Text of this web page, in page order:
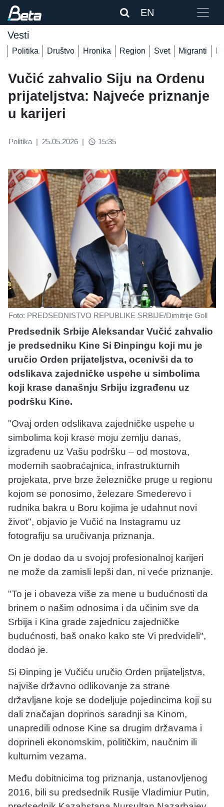
EN
Vesti
Politika Društvo Hronika Region Svet Migranti
Vučić zahvalio Siju na Ordenu
prijateljstva: Najveće priznanje
u karijeri
Politika | 25.05.2026 | access_time 15:35
Foto: PREDSEDNISTVO REPUBLIKE SRBIJE/Dimitrije Goll
Predsednik Srbije Aleksandar Vučić zahvalio
je predsedniku Kine Si Đinpingu koji mu je
uručio Orden prijateljstva, ocenivši da to
odslikava zajedničke uspehe u simbolima
koji krase današnju Srbiju izgrađenu uz
podršku Kine.
"Ovaj orden odslikava zajedničke uspehe u
simbolima koji krase moju zemlju danas,
izgrađenu uz Vašu podršku – od mostova,
modernih saobraćajnica, infrastrukturnih
projekata, prve brze železničke pruge u regionu
kojom se ponosimo, železare Smederevo i
rudnika bakra u Boru kojima je udahnut novi
život", objavio je Vučić na Instagramu uz
fotografiju sa uručivanja priznanja.
On je dodao da u svojoj profesionalnoj karijeri
ne može da zamisli lepši dan, ni veće priznanje.
"To je i obaveza više za mene u budućnosti da
brinem o našim odnosima i da učinim sve da
Srbija i Kina grade zajednicu zajedničke
budućnosti, baš onako kako ste Vi predvideli",
dodao je.
Si Đinping je Vučiću uručio Orden prijateljstva,
najviše državno odlikovanje za strane
državljane koje se dodeljuje pojedincima koji su
dali značajan doprinos saradnji sa Kinom,
unapredili odnose Kine sa drugim državama i
doprineli ekonomskim, političkim, naučnim ili
kulturnim vezama.
Među dobitnicima tog priznanja, ustanovljenog
2016, bili su predsednik Rusije Vladimiur Putin,